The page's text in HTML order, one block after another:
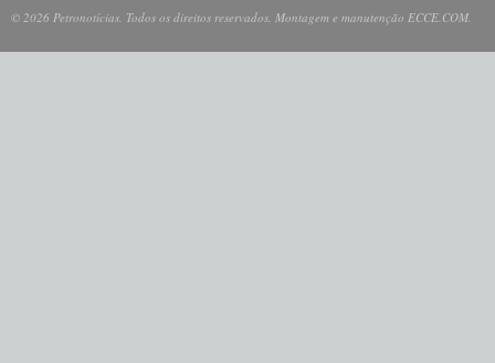
© 2026 Petronotícias. Todos os direitos reservados. Montagem e manutenção ECCE.COM.